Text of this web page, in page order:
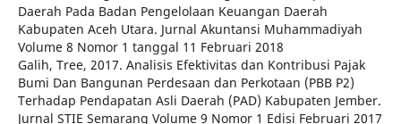
Daerah Pada Badan Pengelolaan Keuangan Daerah
Kabupaten Aceh Utara. Jurnal Akuntansi Muhammadiyah
Volume 8 Nomor 1 tanggal 11 Februari 2018
Galih, Tree, 2017. Analisis Efektivitas dan Kontribusi Pajak
Bumi Dan Bangunan Perdesaan dan Perkotaan (PBB P2)
Terhadap Pendapatan Asli Daerah (PAD) Kabupaten Jember.
Jurnal STIE Semarang Volume 9 Nomor 1 Edisi Februari 2017